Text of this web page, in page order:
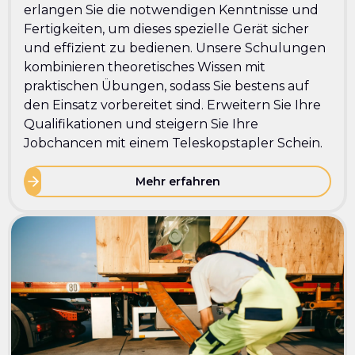
erlangen Sie die notwendigen Kenntnisse und
Fertigkeiten, um dieses spezielle Gerät sicher
und effizient zu bedienen. Unsere Schulungen
kombinieren theoretisches Wissen mit
praktischen Übungen, sodass Sie bestens auf
den Einsatz vorbereitet sind. Erweitern Sie Ihre
Qualifikationen und steigern Sie Ihre
Jobchancen mit einem Teleskopstapler Schein.
Mehr erfahren